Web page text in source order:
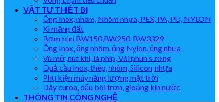
VẬT TƯ THIẾT BỊ
Ống Inox, nhôm, Nhôm nhựa, PEX, PA, PU, NYLON
Xi măng đất
Bơm bùn BW150,BW250, BW3329
Ống Inox, ống nhôm, ống Nylon, ống nhựa
Vú mỡ, nút khí, lá phíp, Vòi phun sương
Quả cầu Inox, thép, nhôm, Silicon, nhựa
Phụ kiện máy năng lượng mặt trời
Dây curoa, dầu bôi trơn, gioăng kín nước
THÔNG TIN CÔNG NGHỆ